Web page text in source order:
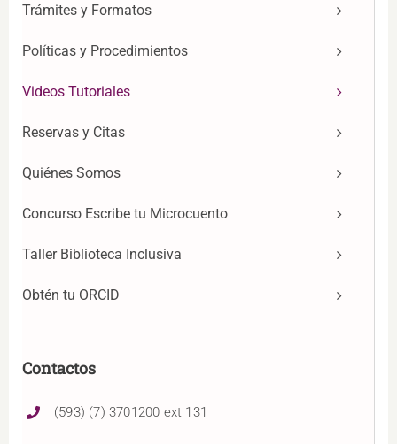
Trámites y Formatos
Políticas y Procedimientos
Videos Tutoriales
Reservas y Citas
Quiénes Somos
Concurso Escribe tu Microcuento
Taller Biblioteca Inclusiva
Obtén tu ORCID
Contactos
(593) (7) 3701200 ext 131